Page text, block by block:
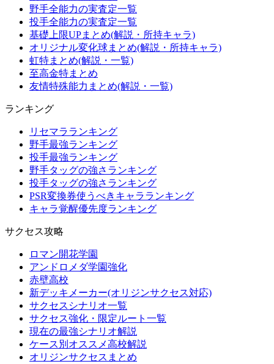
野手全能力の実査定一覧
投手全能力の実査定一覧
基礎上限UPまとめ(解説・所持キャラ)
オリジナル変化球まとめ(解説・所持キャラ)
虹特まとめ(解説・一覧)
至高金特まとめ
友情特殊能力まとめ(解説・一覧)
ランキング
リセマラランキング
野手最強ランキング
投手最強ランキング
野手タッグの強さランキング
投手タッグの強さランキング
PSR変換券使うべきキャラランキング
キャラ覚醒優先度ランキング
サクセス攻略
ロマン開花学園
アンドロメダ学園強化
赤壁高校
新デッキメーカー(オリジンサクセス対応)
サクセスシナリオ一覧
サクセス強化・限定ルート一覧
現在の最強シナリオ解説
ケース別オススメ高校解説
オリジンサクセスまとめ